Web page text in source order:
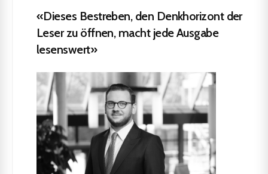
«Dieses Bestreben, den Denkhorizont der
Leser zu öffnen, macht jede Ausgabe
lesenswert»